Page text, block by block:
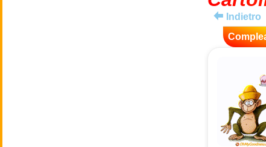
Indietro